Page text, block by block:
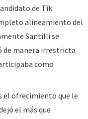
de Tik
alineamiento del
Santilli se
de manera irrestricta
como
el ofrecimiento que le
el más que